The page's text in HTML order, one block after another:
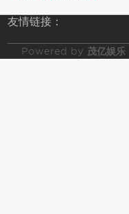
友情链接：
Powered by 茂亿娱乐